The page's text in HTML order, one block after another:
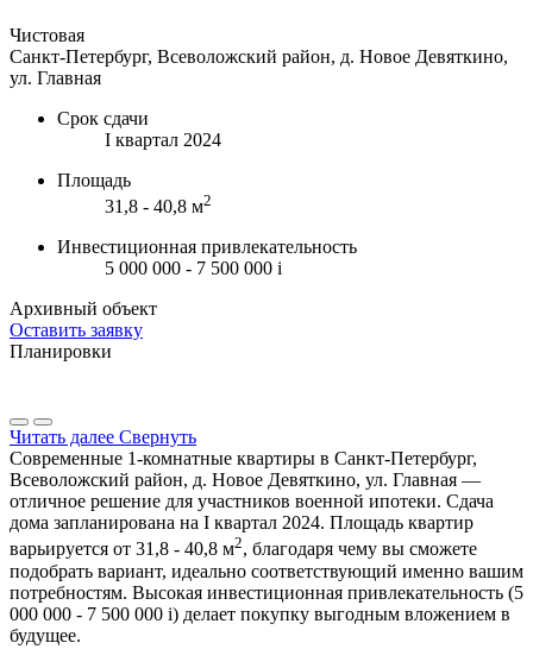
Чистовая
Санкт-Петербург, Всеволожский район, д. Новое Девяткино,
ул. Главная
Срок сдачи
I квартал 2024
Площадь
31,8 - 40,8 м2
Инвестиционная привлекательность
5 000 000 - 7 500 000 i
Архивный объект
Оставить заявку
Планировки
Читать далее Свернуть
Современные 1-комнатные квартиры в Санкт-Петербург,
Всеволожский район, д. Новое Девяткино, ул. Главная —
отличное решение для участников военной ипотеки. Сдача
дома запланирована на I квартал 2024. Площадь квартир
варьируется от 31,8 - 40,8 м2, благодаря чему вы сможете
подобрать вариант, идеально соответствующий именно вашим
потребностям. Высокая инвестиционная привлекательность (5
000 000 - 7 500 000 i) делает покупку выгодным вложением в
будущее.